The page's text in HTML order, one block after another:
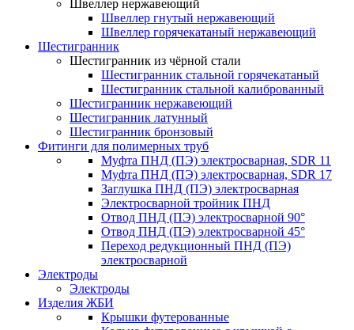
Швеллер нержавеющий
Швеллер гнутый нержавеющий
Швеллер горячекатаный нержавеющий
Шестигранник
Шестигранник из чёрной стали
Шестигранник стальной горячекатаный
Шестигранник стальной калиброванный
Шестигранник нержавеющий
Шестигранник латунный
Шестигранник бронзовый
Фитинги для полимерных труб
Муфта ПНД (ПЭ) электросварная, SDR 11
Муфта ПНД (ПЭ) электросварная, SDR 17
Заглушка ПНД (ПЭ) электросварная
Электросварной тройник ПНД
Отвод ПНД (ПЭ) электросварной 90°
Отвод ПНД (ПЭ) электросварной 45°
Переход редукционный ПНД (ПЭ)
электросварной
Электроды
Электроды
Изделия ЖБИ
Крышки футерованные